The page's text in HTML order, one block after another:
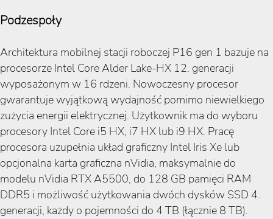
Podzespoły
Architektura mobilnej stacji roboczej P16 gen 1 bazuje na
procesorze Intel Core Alder Lake-HX 12. generacji
wyposażonym w 16 rdzeni. Nowoczesny procesor
gwarantuje wyjątkową wydajność pomimo niewielkiego
zużycia energii elektrycznej. Użytkownik ma do wyboru
procesory Intel Core i5 HX, i7 HX lub i9 HX. Pracę
procesora uzupełnia układ graficzny Intel Iris Xe lub
opcjonalna karta graficzna nVidia, maksymalnie do
modelu nVidia RTX A5500, do 128 GB pamięci RAM
DDR5 i możliwość użytkowania dwóch dysków SSD 4.
generacji, każdy o pojemności do 4 TB (łącznie 8 TB).